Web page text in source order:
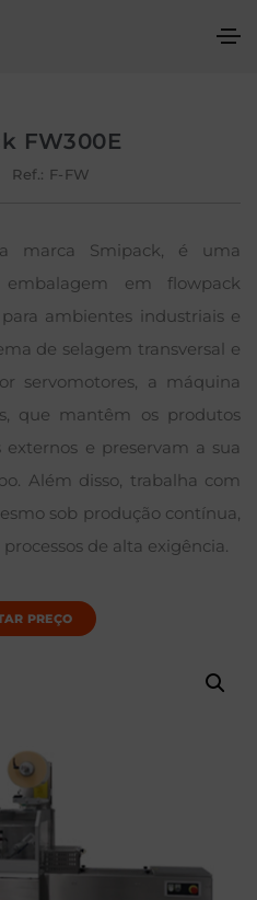
FW300E
Ref.: F-FW
marca Smipack, é uma
em flowpack
ambientes industriais e
de selagem transversal e
servomotores, a máquina
que mantêm os produtos
e preservam a sua
Além disso, trabalha com
sob produção contínua,
de alta exigência.
PREÇO